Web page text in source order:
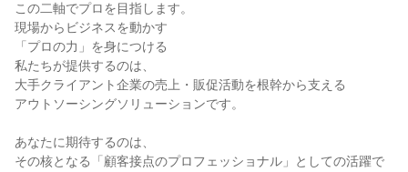
この二軸でプロを目指します。
現場からビジネスを動かす
「プロの力」を身につける
私たちが提供するのは、
大手クライアント企業の売上・販促活動を根幹から支える
アウトソーシングソリューションです。
あなたに期待するのは、
その核となる「顧客接点のプロフェッショナル」としての活躍で